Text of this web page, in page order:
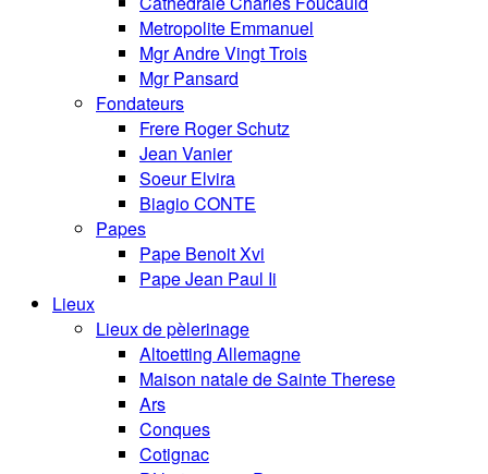
Metropolite Emmanuel
Mgr Andre Vingt Trois
Mgr Pansard
Fondateurs
Frere Roger Schutz
Jean Vanier
Soeur Elvira
Biagio CONTE
Papes
Pape Benoit Xvi
Pape Jean Paul Ii
Lieux
Lieux de pèlerinage
Altoetting Allemagne
Maison natale de Sainte Therese
Ars
Conques
Cotignac